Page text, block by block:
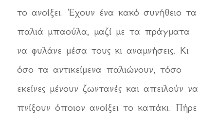
το ανοίξει. Έχουν ένα κακό συνήθειο τα
παλιά μπαούλα, μαζί με τα πράγματα
να φυλάνε μέσα τους κι αναμνήσεις. Κι
όσο τα αντικείμενα παλιώνουν, τόσο
εκείνες μένουν ζωντανές και απειλούν να
πνίξουν όποιον ανοίξει το καπάκι. Πήρε